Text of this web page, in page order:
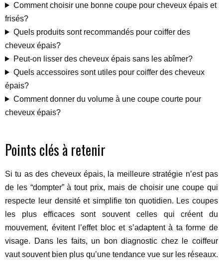
Comment choisir une bonne coupe pour cheveux épais et
frisés?
Quels produits sont recommandés pour coiffer des
cheveux épais?
Peut-on lisser des cheveux épais sans les abîmer?
Quels accessoires sont utiles pour coiffer des cheveux
épais?
Comment donner du volume à une coupe courte pour
cheveux épais?
Points clés à retenir
Si tu as des cheveux épais, la meilleure stratégie n’est pas
de les “dompter” à tout prix, mais de choisir une coupe qui
respecte leur densité et simplifie ton quotidien. Les coupes
les plus efficaces sont souvent celles qui créent du
mouvement, évitent l’effet bloc et s’adaptent à ta forme de
visage. Dans les faits, un bon diagnostic chez le coiffeur
vaut souvent bien plus qu’une tendance vue sur les réseaux.